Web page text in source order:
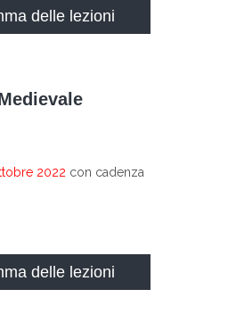
delle lezioni
2022 con cadenza
delle lezioni